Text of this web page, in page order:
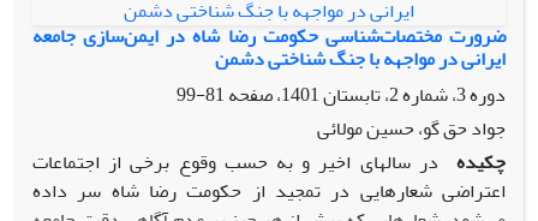
رخداد که طبیعتاً دستخوش روایتهای متکثر رسمی و غیررسمی
شده، موضوعاتی چون «جایگاه نامساعد حرکتهای چپ در میان مردم
مازندران و آمل در آن بازه زمانی»، «درگیری فراگیر کشور در جنگ
تحمیلی»، «جایگاه مطلوب امام به عنوان رهبر جمهوری اسلامی در
میان مردم استان مازندران و شهر آمل»، در زمینه رُخداد یاد شده
امکان صحت روایت حِماسه گونه از این رویداد را تقویت میکند.
ضرورت مختصات‌شناسی حکومت رضا شاه در ایمن‌سازی جامعه
ایرانی در مواجهه با جنگ شناختی دشمن
دوره 3، شماره 2، تابستان 1401، صفحه
81-99
جواد حق گو، حسین مولائی
چکیده در سالهای اخیر و به حسب وقوع برخی از اجتماعات
اعتراضی شعارهایی در تمجید از حکومت رضا شاه سر داده